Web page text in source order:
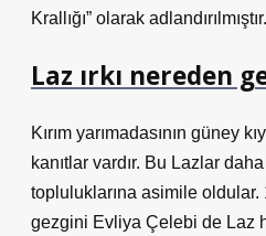
Krallığı” olarak adlandırılmıştır.
Laz ırkı nereden
Kırım yarımadasının güney
kanıtlar vardır. Bu Lazlar
topluluklarına asimile oldular.
gezgini Evliya Çelebi de Laz